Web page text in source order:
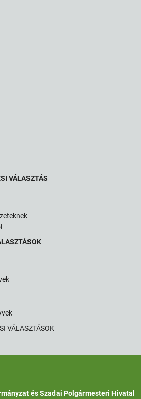
VÁLASZTÁS
VÁLASZTÁSOK
és Szadai Polgármesteri Hivatal